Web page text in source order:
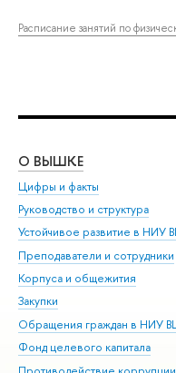
Расписание занятий по
О ВЫШКЕ
Цифры и факты
Руководство и структура
Устойчивое развитие в НИУ
Преподаватели и сотрудники
Корпуса и общежития
Закупки
Обращения граждан в НИУ
Фонд целевого капитала